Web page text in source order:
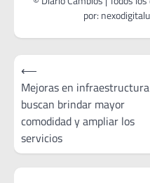
Navegación
de
entradas
⟵
Mejoras en infraestructura
buscan brindar mayor
comodidad y ampliar los
servicios